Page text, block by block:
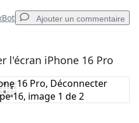
Ajouter un commentaire
commentaire
l'écran iPhone 16 Pro